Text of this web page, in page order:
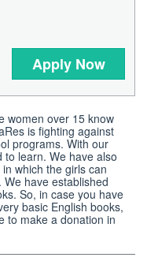
Apply Now
women over 15 know
is fighting against
programs. With our
to learn. We have also
which the girls can
have established
So, in case you have
basic English books,
to make a donation in